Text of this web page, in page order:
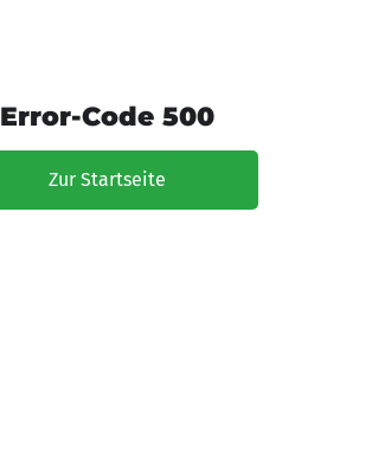
Error-Code 500
Zur Startseite